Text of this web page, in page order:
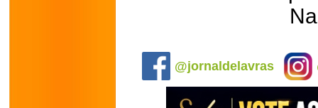
@jornaldelavras